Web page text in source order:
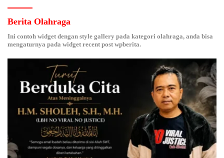
Berita Olahraga
Ini contoh widget dengan style gallery pada kategori olahraga, anda bisa
mengaturnya pada widget recent post wpberita.